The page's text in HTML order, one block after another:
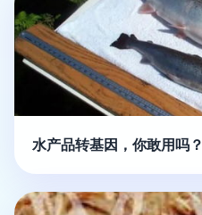
水产品转基因，你敢用吗？